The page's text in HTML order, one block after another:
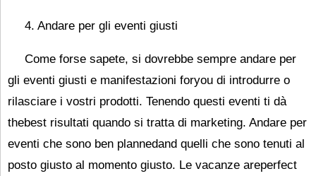
4. Andare per gli eventi giusti
Come forse sapete, si dovrebbe sempre andare per
gli eventi giusti e manifestazioni foryou di introdurre o
rilasciare i vostri prodotti. Tenendo questi eventi ti dà
thebest risultati quando si tratta di marketing. Andare per
eventi che sono ben plannedand quelli che sono tenuti al
posto giusto al momento giusto. Le vacanze areperfect